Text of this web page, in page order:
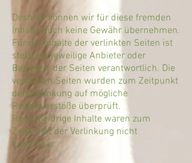
Deshalb können wir für diese fremden
Inhalte auch keine Gewähr übernehmen.
Für die Inhalte der verlinkten Seiten ist
stets der jeweilige Anbieter oder
Betreiber der Seiten verantwortlich. Die
verlinkten Seiten wurden zum Zeitpunkt
der Verlinkung auf mögliche
Rechtsverstöße überprüft.
Rechtswidrige Inhalte waren zum
Zeitpunkt der Verlinkung nicht
erkennbar.